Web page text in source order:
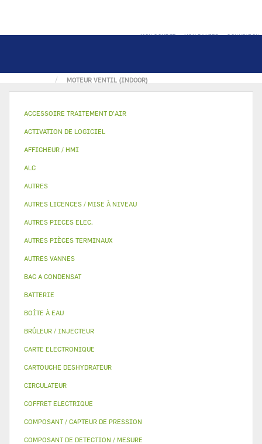
MON COMPTE MON PANIER CONNEXION
MOTEUR VENTIL (INDOOR)
ACCESSOIRE TRAITEMENT D’AIR
ACTIVATION DE LOGICIEL
AFFICHEUR / HMI
ALC
AUTRES
AUTRES LICENCES / MISE À NIVEAU
AUTRES PIECES ELEC.
AUTRES PIÈCES TERMINAUX
AUTRES VANNES
BAC A CONDENSAT
BATTERIE
BOÎTE À EAU
BRÛLEUR / INJECTEUR
CARTE ELECTRONIQUE
CARTOUCHE DESHYDRATEUR
CIRCULATEUR
COFFRET ELECTRIQUE
COMPOSANT / CAPTEUR DE PRESSION
COMPOSANT DE DETECTION / MESURE